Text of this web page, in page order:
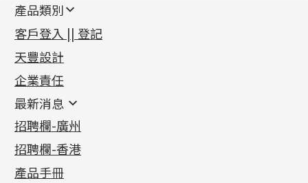
產品類別
新產品
足金系列
足金配件
機織鏈系列
珠仔鏈
镶口链
管狀網鏈
十字車花鏈系列
十字閃O鏈系列
十字錘打鏈系列
首飾配件
耳環類配件
卷迫系列
螺絲迫系列
梅花迫系列
平臺迫系列
鏈類配件
動感車花吊墜
調節珠系列
生圈扣系列
其他類配件
珠盤系列
袖口鈕系列
珠類配件
無孔光身珠
鑲口類
四爪頭系列
六爪頭系列
車花片
動感車花片
首飾系列
手镯系列
戒指系列
空心耳環
貴金屬原料
千足金
記憶金屬系列
記憶戒指
客戶登入 || 登記
天豐設計
企業責任
最新消息
最新消息
各項證書(2)
相片集(9)
招聘欄-廣州
招聘欄-香港
產品手冊